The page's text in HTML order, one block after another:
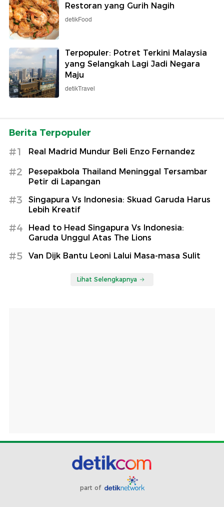
Restoran yang Gurih Nagih
detikFood
Terpopuler: Potret Terkini Malaysia
yang Selangkah Lagi Jadi Negara
Maju
detikTravel
Berita Terpopuler
#1 Real Madrid Mundur Beli Enzo Fernandez
#2
Pesepakbola Thailand Meninggal Tersambar
Petir di Lapangan
#3
Singapura Vs Indonesia: Skuad Garuda Harus
Lebih Kreatif
#4
Head to Head Singapura Vs Indonesia:
Garuda Unggul Atas The Lions
#5 Van Dijk Bantu Leoni Lalui Masa-masa Sulit
Lihat Selengkapnya
part of